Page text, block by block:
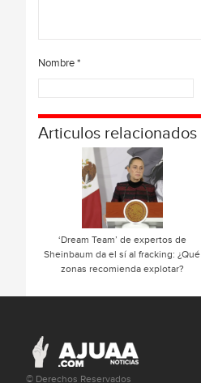
Nombre*
Articulos relacionados
‘Dream Team’ de expertos de
Sheinbaum da el sí al fracking: ¿Qué
zonas recomienda explotar?
© Derechos Reservados